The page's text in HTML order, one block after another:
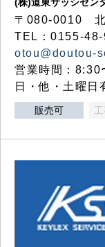
〒080-0010 北
TEL：0155-
otou@doutou-
営業時間：8:30
日・他・土曜日
販売可